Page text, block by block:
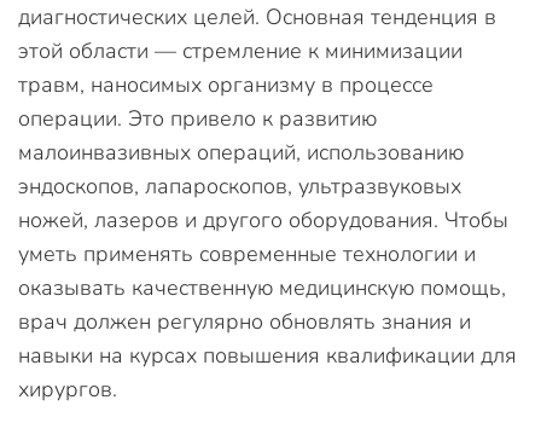
диагностических целей. Основная тенденция в
этой области — стремление к минимизации
травм, наносимых организму в процессе
операции. Это привело к развитию
малоинвазивных операций, использованию
эндоскопов, лапароскопов, ультразвуковых
ножей, лазеров и другого оборудования. Чтобы
уметь применять современные технологии и
оказывать качественную медицинскую помощь,
врач должен регулярно обновлять знания и
навыки на курсах повышения квалификации для
хирургов.